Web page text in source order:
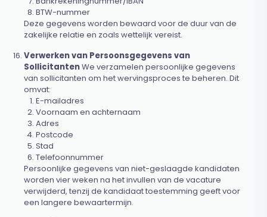
BTW-nummer
Deze gegevens worden bewaard voor de duur van de
zakelijke relatie en zoals wettelijk vereist.
Verwerken van Persoonsgegevens van
SollicitantenWe verzamelen persoonlijke gegevens
van sollicitanten om het wervingsproces te beheren. Dit
omvat:
E-mailadres
Voornaam en achternaam
Adres
Postcode
Stad
Telefoonnummer
Persoonlijke gegevens van niet-geslaagde kandidaten
worden vier weken na het invullen van de vacature
verwijderd, tenzij de kandidaat toestemming geeft voor
een langere bewaartermijn.